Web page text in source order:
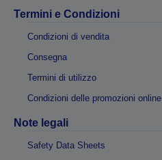
Termini e Condizioni
Condizioni di vendita
Consegna
Termini di utilizzo
Condizioni delle promozioni online
Note legali
Safety Data Sheets